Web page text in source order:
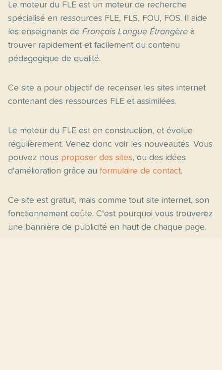
Le moteur du FLE est un moteur de recherche
spécialisé en ressources FLE, FLS, FOU, FOS. Il aide
les enseignants de Français Langue Étrangère à
trouver rapidement et facilement du contenu
pédagogique de qualité.
Ce site a pour objectif de recenser les sites internet
contenant des ressources FLE et assimilées.
Le moteur du FLE est en construction, et évolue
régulièrement. Venez donc voir les nouveautés. Vous
pouvez nous proposer des sites, ou des idées
d'amélioration grâce au formulaire de contact.
Ce site est gratuit, mais comme tout site internet, son
fonctionnement coûte. C'est pourquoi vous trouverez
une bannière de publicité en haut de chaque page.